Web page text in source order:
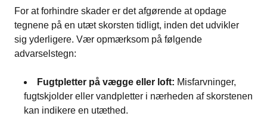
For at forhindre skader er det afgørende at opdage
tegnene på en utæt skorsten tidligt, inden det udvikler
sig yderligere. Vær opmærksom på følgende
advarselstegn:
Fugtpletter på vægge eller loft: Misfarvninger,
fugtskjolder eller vandpletter i nærheden af skorstenen
kan indikere en utæthed.